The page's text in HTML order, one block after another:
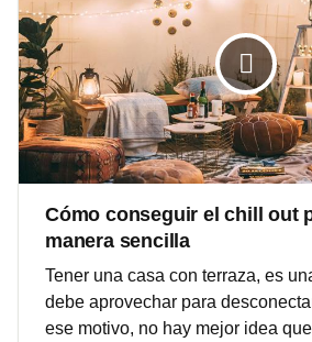
Cómo conseguir el chill out
manera sencilla
Tener una casa con terraza, es
debe aprovechar para
ese motivo, no hay mejor idea